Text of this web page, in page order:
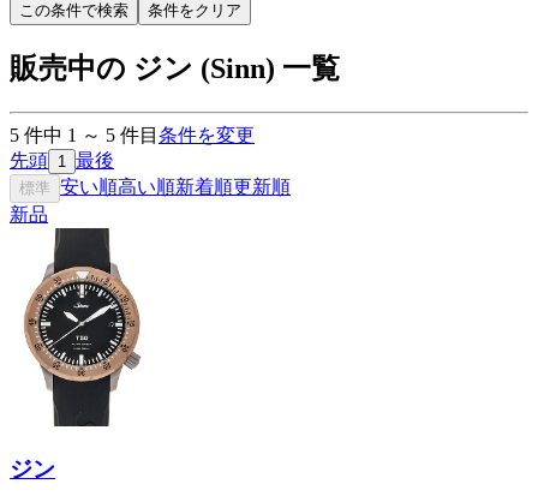
この条件で検索
条件をクリア
販売中の ジン (Sinn) 一覧
5 件中 1 ～ 5 件目 条件を変更
先頭 1 最後
標準 安い順高い順新着順更新順
新品
ジン